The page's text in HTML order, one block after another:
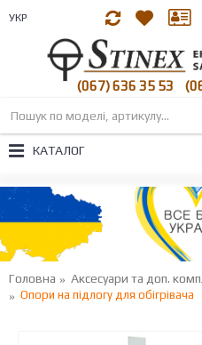
УКР
(067) 636 35 53
КАТАЛОГ
Головна Аксесуари та доп.
Опори на підлогу для обігрівача